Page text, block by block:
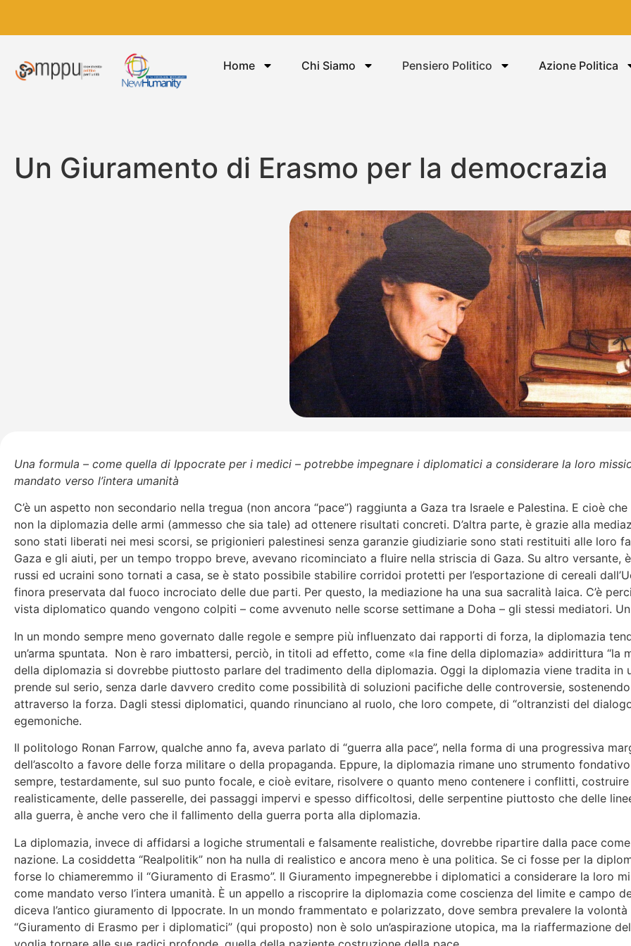
Home Chi Siamo Pensiero Politico Azione Politica
Un Giuramento di Erasmo per la democrazia
Una formula – come quella di Ippocrate per i medici – potrebbe impegnare i diplomatici a considerare la loro
mandato verso l’intera umanità
C’è un aspetto non secondario nella tregua (non ancora “pace”) raggiunta a Gaza tra Israele e Palestina. E cioè
non la diplomazia delle armi (ammesso che sia tale) ad ottenere risultati concreti. D’altra parte, è grazie alla
sono stati liberati nei mesi scorsi, se prigionieri palestinesi senza garanzie giudiziarie sono stati restituiti alle loro
Gaza e gli aiuti, per un tempo troppo breve, avevano ricominciato a fluire nella striscia di Gaza. Su altro
russi ed ucraini sono tornati a casa, se è stato possibile stabilire corridoi protetti per l’esportazione di cereali
finora preservata dal fuoco incrociato delle due parti. Per questo, la mediazione ha una sua sacralità laica. C’è
vista diplomatico quando vengono colpiti – come avvenuto nelle scorse settimane a Doha – gli stessi mediatori.
In un mondo sempre meno governato dalle regole e sempre più influenzato dai rapporti di forza, la diplomazia
un’arma spuntata. Non è raro imbattersi, perciò, in titoli ad effetto, come «la fine della diplomazia» addirittura “la
della diplomazia si dovrebbe piuttosto parlare del tradimento della diplomazia. Oggi la diplomazia viene tradita in
prende sul serio, senza darle davvero credito come possibilità di soluzioni pacifiche delle controversie,
attraverso la forza. Dagli stessi diplomatici, quando rinunciano al ruolo, che loro compete, di “oltranzisti del
egemoniche.
Il politologo Ronan Farrow, qualche anno fa, aveva parlato di “guerra alla pace”, nella forma di una progressiva
dell’ascolto a favore delle forza militare o della propaganda. Eppure, la diplomazia rimane uno strumento
sempre, testardamente, sul suo punto focale, e cioè evitare, risolvere o quanto meno contenere i conflitti,
realisticamente, delle passerelle, dei passaggi impervi e spesso difficoltosi, delle serpentine piuttosto che delle
alla guerra, è anche vero che il fallimento della guerra porta alla diplomazia.
La diplomazia, invece di affidarsi a logiche strumentali e falsamente realistiche, dovrebbe ripartire dalla pace
nazione. La cosiddetta “Realpolitik” non ha nulla di realistico e ancora meno è una politica. Se ci fosse per la
forse lo chiameremmo il “Giuramento di Erasmo”. Il Giuramento impegnerebbe i diplomatici a considerare la loro
come mandato verso l’intera umanità. È un appello a riscoprire la diplomazia come coscienza del limite e campo
diceva l’antico giuramento di Ippocrate. In un mondo frammentato e polarizzato, dove sembra prevalere la
“Giuramento di Erasmo per i diplomatici” (qui proposto) non è solo un’aspirazione utopica, ma la riaffermazione